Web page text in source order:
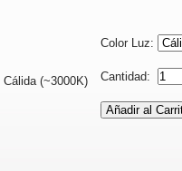
(~3000K)
Color Luz:
Cantidad: